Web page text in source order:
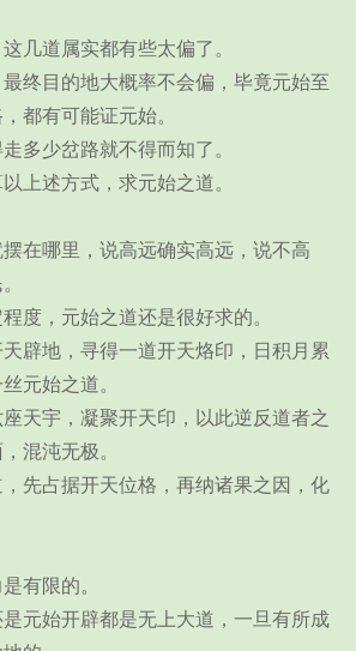
几道属实都有些太偏了。
终目的地大概率不会偏，毕竟元始至
都有可能证元始。
多少岔路就不得而知了。
上述方式，求元始之道。
在哪里，说高远确实高远，说不高
度，元始之道还是很好求的。
辟地，寻得一道开天烙印，日积月累
元始之道。
天宇，凝聚开天印，以此逆反道者之
混沌无极。
先占据开天位格，再纳诸果之因，化
有限的。
元始开辟都是无上大道，一旦有所成